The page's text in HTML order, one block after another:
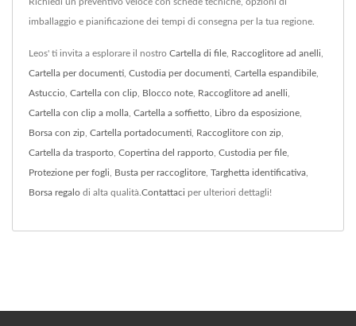
imballaggio e pianificazione dei tempi di consegna per la tua regione.
Leos' ti invita a esplorare il nostro Cartella di file Raccoglitore ad anelli
Cartella per documenti Custodia per documenti Cartella espandibile
Astuccio Cartella con clip Blocco note Raccoglitore ad anelli
Cartella con clip a molla Cartella a soffietto Libro da esposizione
Borsa con zip Cartella portadocumenti Raccoglitore con zip
Cartella da trasporto Copertina del rapporto Custodia per file
Protezione per fogli Busta per raccoglitore Targhetta identificativa
Borsa regalo di alta qualità. Contattaci per ulteriori dettagli!